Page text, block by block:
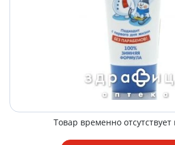
Товар временно отсутствует